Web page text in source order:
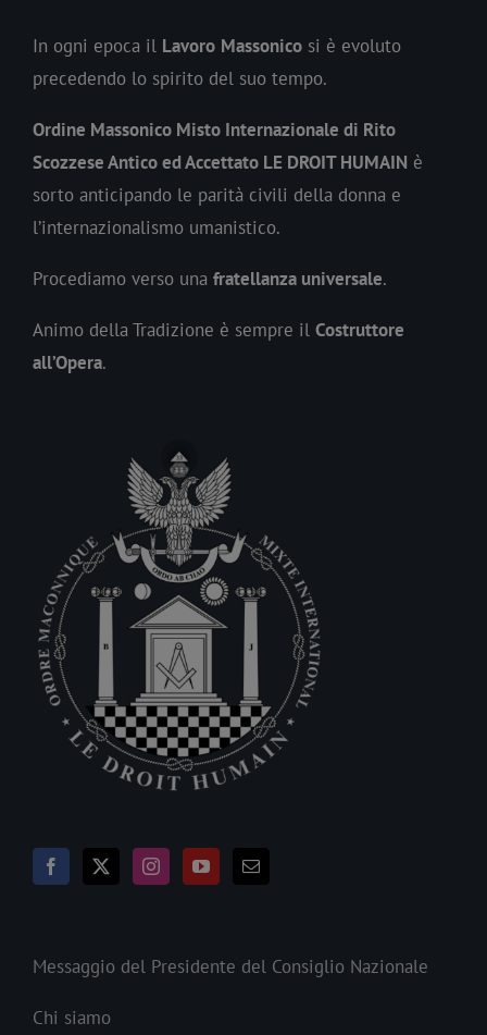
In ogni epoca il Lavoro Massonico si è evoluto
precedendo lo spirito del suo tempo.
Ordine Massonico Misto Internazionale di Rito
Scozzese Antico ed Accettato LE DROIT HUMAIN è
sorto anticipando le parità civili della donna e
l’internazionalismo umanistico.
Procediamo verso una fratellanza universale.
Animo della Tradizione è sempre il Costruttore
all’Opera.
Messaggio del Presidente del Consiglio Nazionale
Chi siamo